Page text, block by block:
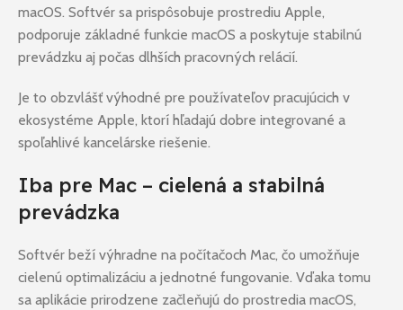
macOS. Softvér sa prispôsobuje prostrediu Apple,
podporuje základné funkcie macOS a poskytuje stabilnú
prevádzku aj počas dlhších pracovných relácií.
Je to obzvlášť výhodné pre používateľov pracujúcich v
ekosystéme Apple, ktorí hľadajú dobre integrované a
spoľahlivé kancelárske riešenie.
Iba pre Mac – cielená a stabilná
prevádzka
Softvér beží výhradne na počítačoch Mac, čo umožňuje
cielenú optimalizáciu a jednotné fungovanie. Vďaka tomu
sa aplikácie prirodzene začleňujú do prostredia macOS,